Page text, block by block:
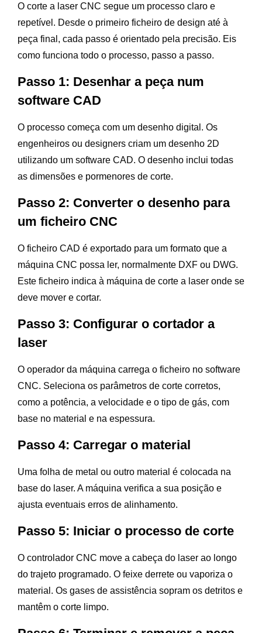
O corte a laser CNC segue um processo claro e
repetível. Desde o primeiro ficheiro de design até à
peça final, cada passo é orientado pela precisão. Eis
como funciona todo o processo, passo a passo.
Passo 1: Desenhar a peça num
software CAD
O processo começa com um desenho digital. Os
engenheiros ou designers criam um desenho 2D
utilizando um software CAD. O desenho inclui todas
as dimensões e pormenores de corte.
Passo 2: Converter o desenho para
um ficheiro CNC
O ficheiro CAD é exportado para um formato que a
máquina CNC possa ler, normalmente DXF ou DWG.
Este ficheiro indica à máquina de corte a laser onde se
deve mover e cortar.
Passo 3: Configurar o cortador a
laser
O operador da máquina carrega o ficheiro no software
CNC. Seleciona os parâmetros de corte corretos,
como a potência, a velocidade e o tipo de gás, com
base no material e na espessura.
Passo 4: Carregar o material
Uma folha de metal ou outro material é colocada na
base do laser. A máquina verifica a sua posição e
ajusta eventuais erros de alinhamento.
Passo 5: Iniciar o processo de corte
O controlador CNC move a cabeça do laser ao longo
do trajeto programado. O feixe derrete ou vaporiza o
material. Os gases de assistência sopram os detritos e
mantêm o corte limpo.